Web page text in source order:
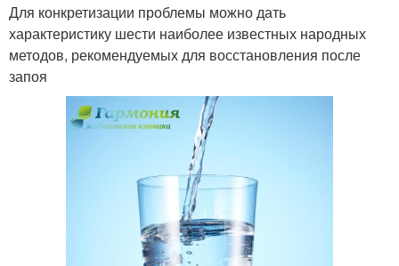
Для конкретизации проблемы можно дать
характеристику шести наиболее известных народных
методов, рекомендуемых для восстановления после
запоя